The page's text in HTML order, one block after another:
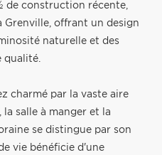
de construction récente,
Grenville, offrant un design
naturelle et des
qualité.
charmé par la vaste aire
salle à manger et la
se distingue par son
vie bénéficie d'une